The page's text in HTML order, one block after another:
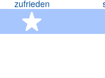
zufrieden
4 Sterne